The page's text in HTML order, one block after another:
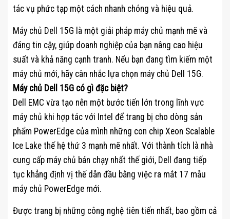
tác vụ phức tạp một cách nhanh chóng và hiệu quả.
Máy chủ Dell 15G là một giải pháp máy chủ mạnh mẽ và
đáng tin cậy, giúp doanh nghiệp của bạn nâng cao hiệu
suất và khả năng cạnh tranh. Nếu bạn đang tìm kiếm một
máy chủ mới, hãy cân nhắc lựa chọn máy chủ Dell 15G.
Máy chủ Dell 15G có gì đặc biệt?
Dell EMC vừa tạo nên một bước tiến lớn trong lĩnh vực
máy chủ khi hợp tác với Intel để trang bị cho dòng sản
phẩm PowerEdge của mình những con chip Xeon Scalable
Ice Lake thế hệ thứ 3 mạnh mẽ nhất. Với thành tích là nhà
cung cấp máy chủ bán chạy nhất thế giới, Dell đang tiếp
tục khẳng định vị thế dẫn đầu bằng việc ra mắt 17 mẫu
máy chủ PowerEdge mới.
Được trang bị những công nghệ tiên tiến nhất, bao gồm cả